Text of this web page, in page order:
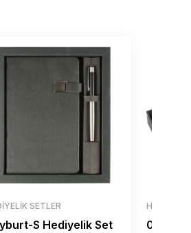
SETLER
S Hediyelik Set
HEDIYELIK
0510-